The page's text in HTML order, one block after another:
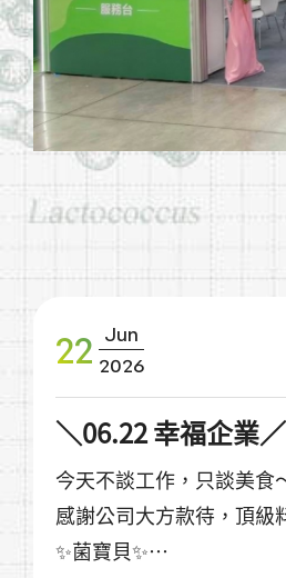
22 Jun
2026
＼06.22 幸福企業
今天不談工作，只談美食
感謝公司大方款待，頂
✨菌寶貝✨